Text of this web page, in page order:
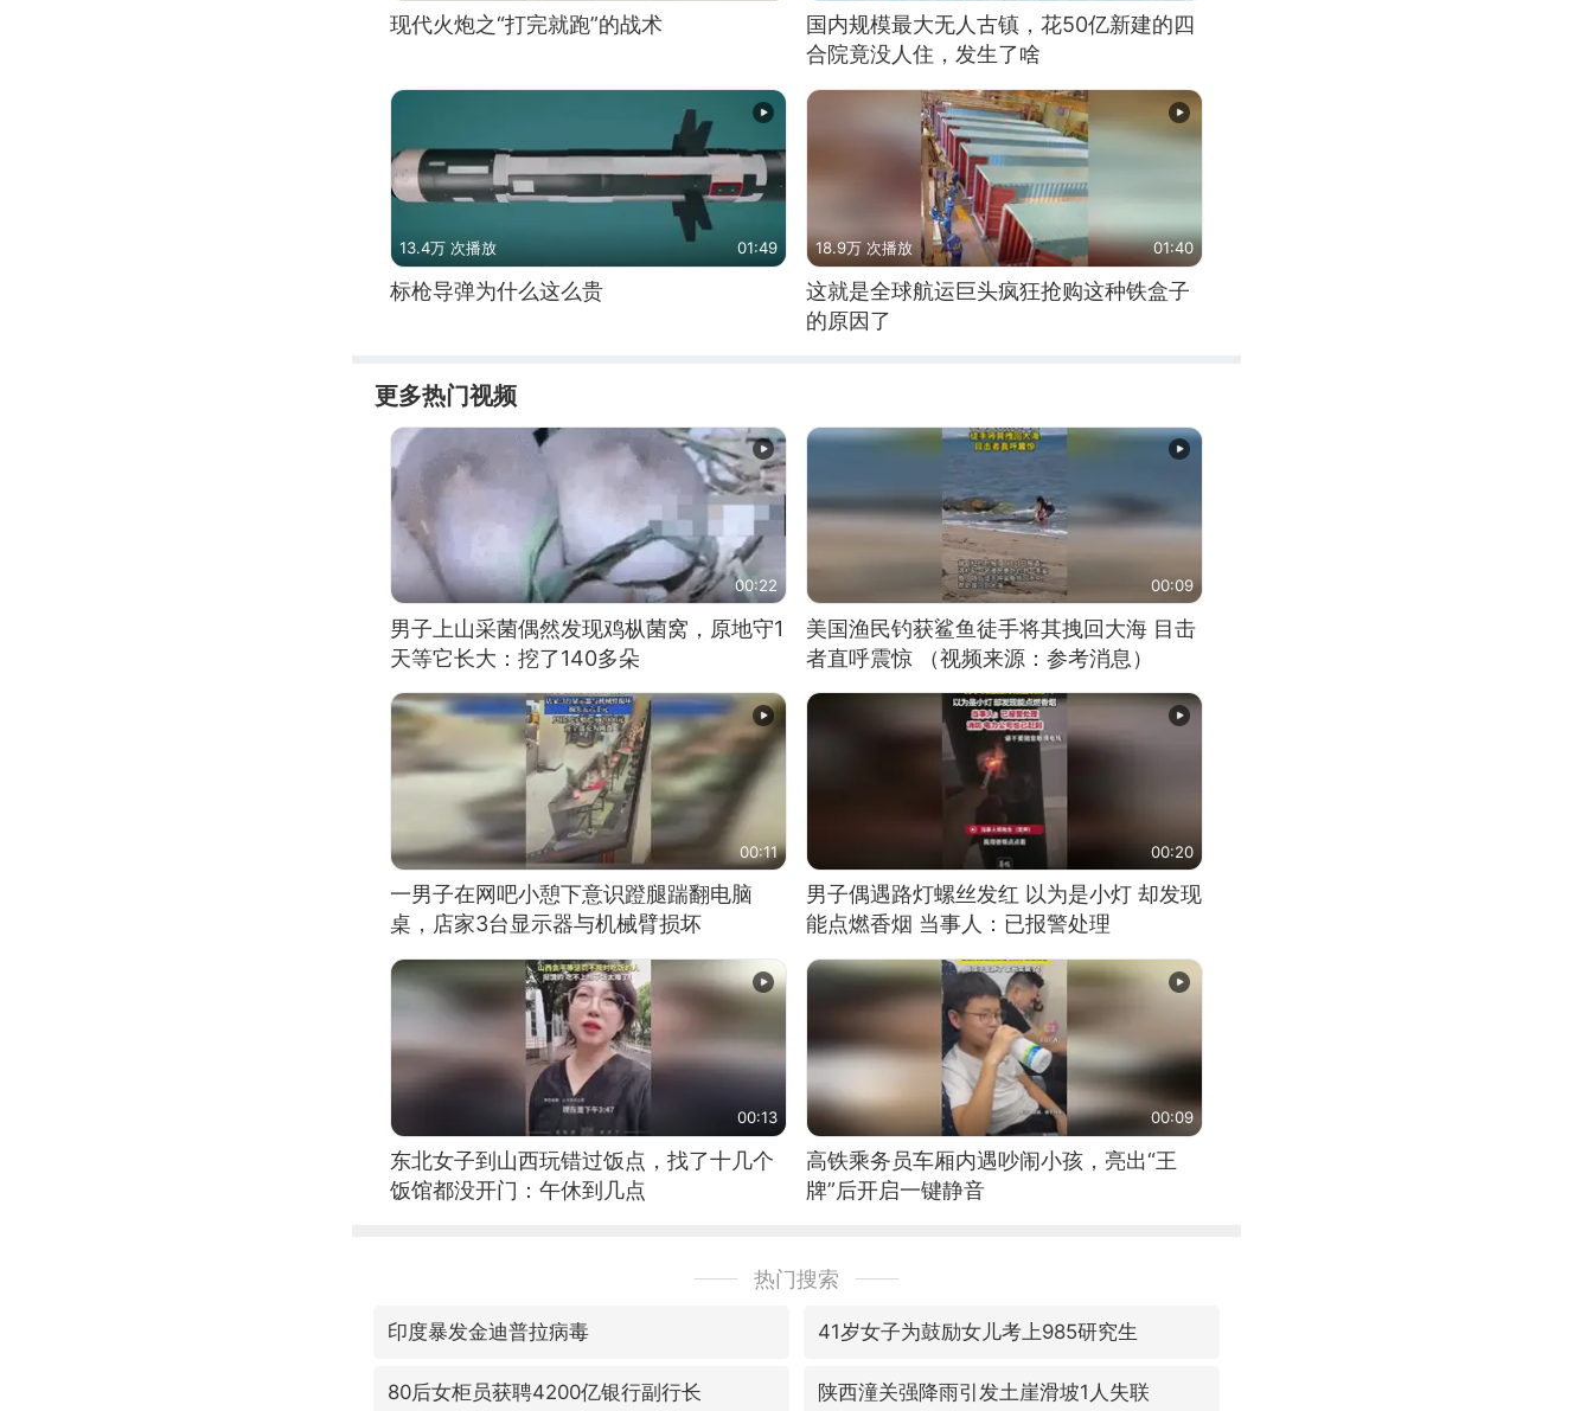
现代火炮之“打完就跑”的战术
国内规模最大无人古镇，花50亿新建的四
合院竟没人住，发生了啥
13.4万 次播放 01:49
标枪导弹为什么这么贵
18.9万 次播放 01:40
这就是全球航运巨头疯狂抢购这种铁盒子
的原因了
更多热门视频
00:22
男子上山采菌偶然发现鸡枞菌窝，原地守1
天等它长大：挖了140多朵
00:09
美国渔民钓获鲨鱼徒手将其拽回大海 目击
者直呼震惊 （视频来源：参考消息）
00:11
一男子在网吧小憩下意识蹬腿踹翻电脑
桌，店家3台显示器与机械臂损坏
00:20
男子偶遇路灯螺丝发红 以为是小灯 却发现
能点燃香烟 当事人：已报警处理
00:13
东北女子到山西玩错过饭点，找了十几个
饭馆都没开门：午休到几点
00:09
高铁乘务员车厢内遇吵闹小孩，亮出“王
牌”后开启一键静音
热门搜索
印度暴发金迪普拉病毒 41岁女子为鼓励女儿考上985研究生
80后女柜员获聘4200亿银行副行长 陕西潼关强降雨引发土崖滑坡1人失联